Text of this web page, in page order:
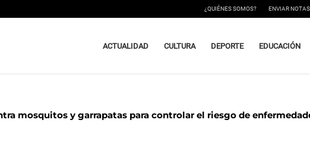
¿QUIÉNES SOMOS? ENVIAR
ACTUALIDAD CULTURA DEPORTE EDUCACIÓN
mosquitos y garrapatas para controlar el riesgo de